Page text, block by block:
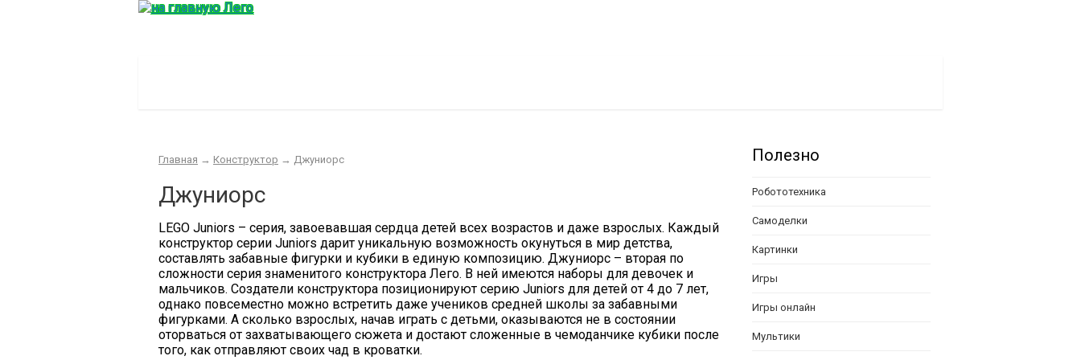
Главная → Конструктор → Джуниорс
Джуниорс
LEGO Juniors – серия, завоевавшая сердца детей всех возрастов и даже взрослых. Каждый
конструктор серии Juniors дарит уникальную возможность окунуться в мир детства,
составлять забавные фигурки и кубики в единую композицию. Джуниорс – вторая по
сложности серия знаменитого конструктора Лего. В ней имеются наборы для девочек и
мальчиков. Создатели конструктора позиционируют серию Juniors для детей от 4 до 7 лет,
однако повсеместно можно встретить даже учеников средней школы за забавными
фигурками. А сколько взрослых, начав играть с детьми, оказываются не в состоянии
оторваться от захватывающего сюжета и достают сложенные в чемоданчике кубики после
того, как отправляют своих чад в кроватки.
Полезно
Робототехника
Самоделки
Картинки
Игры
Игры онлайн
Мультики